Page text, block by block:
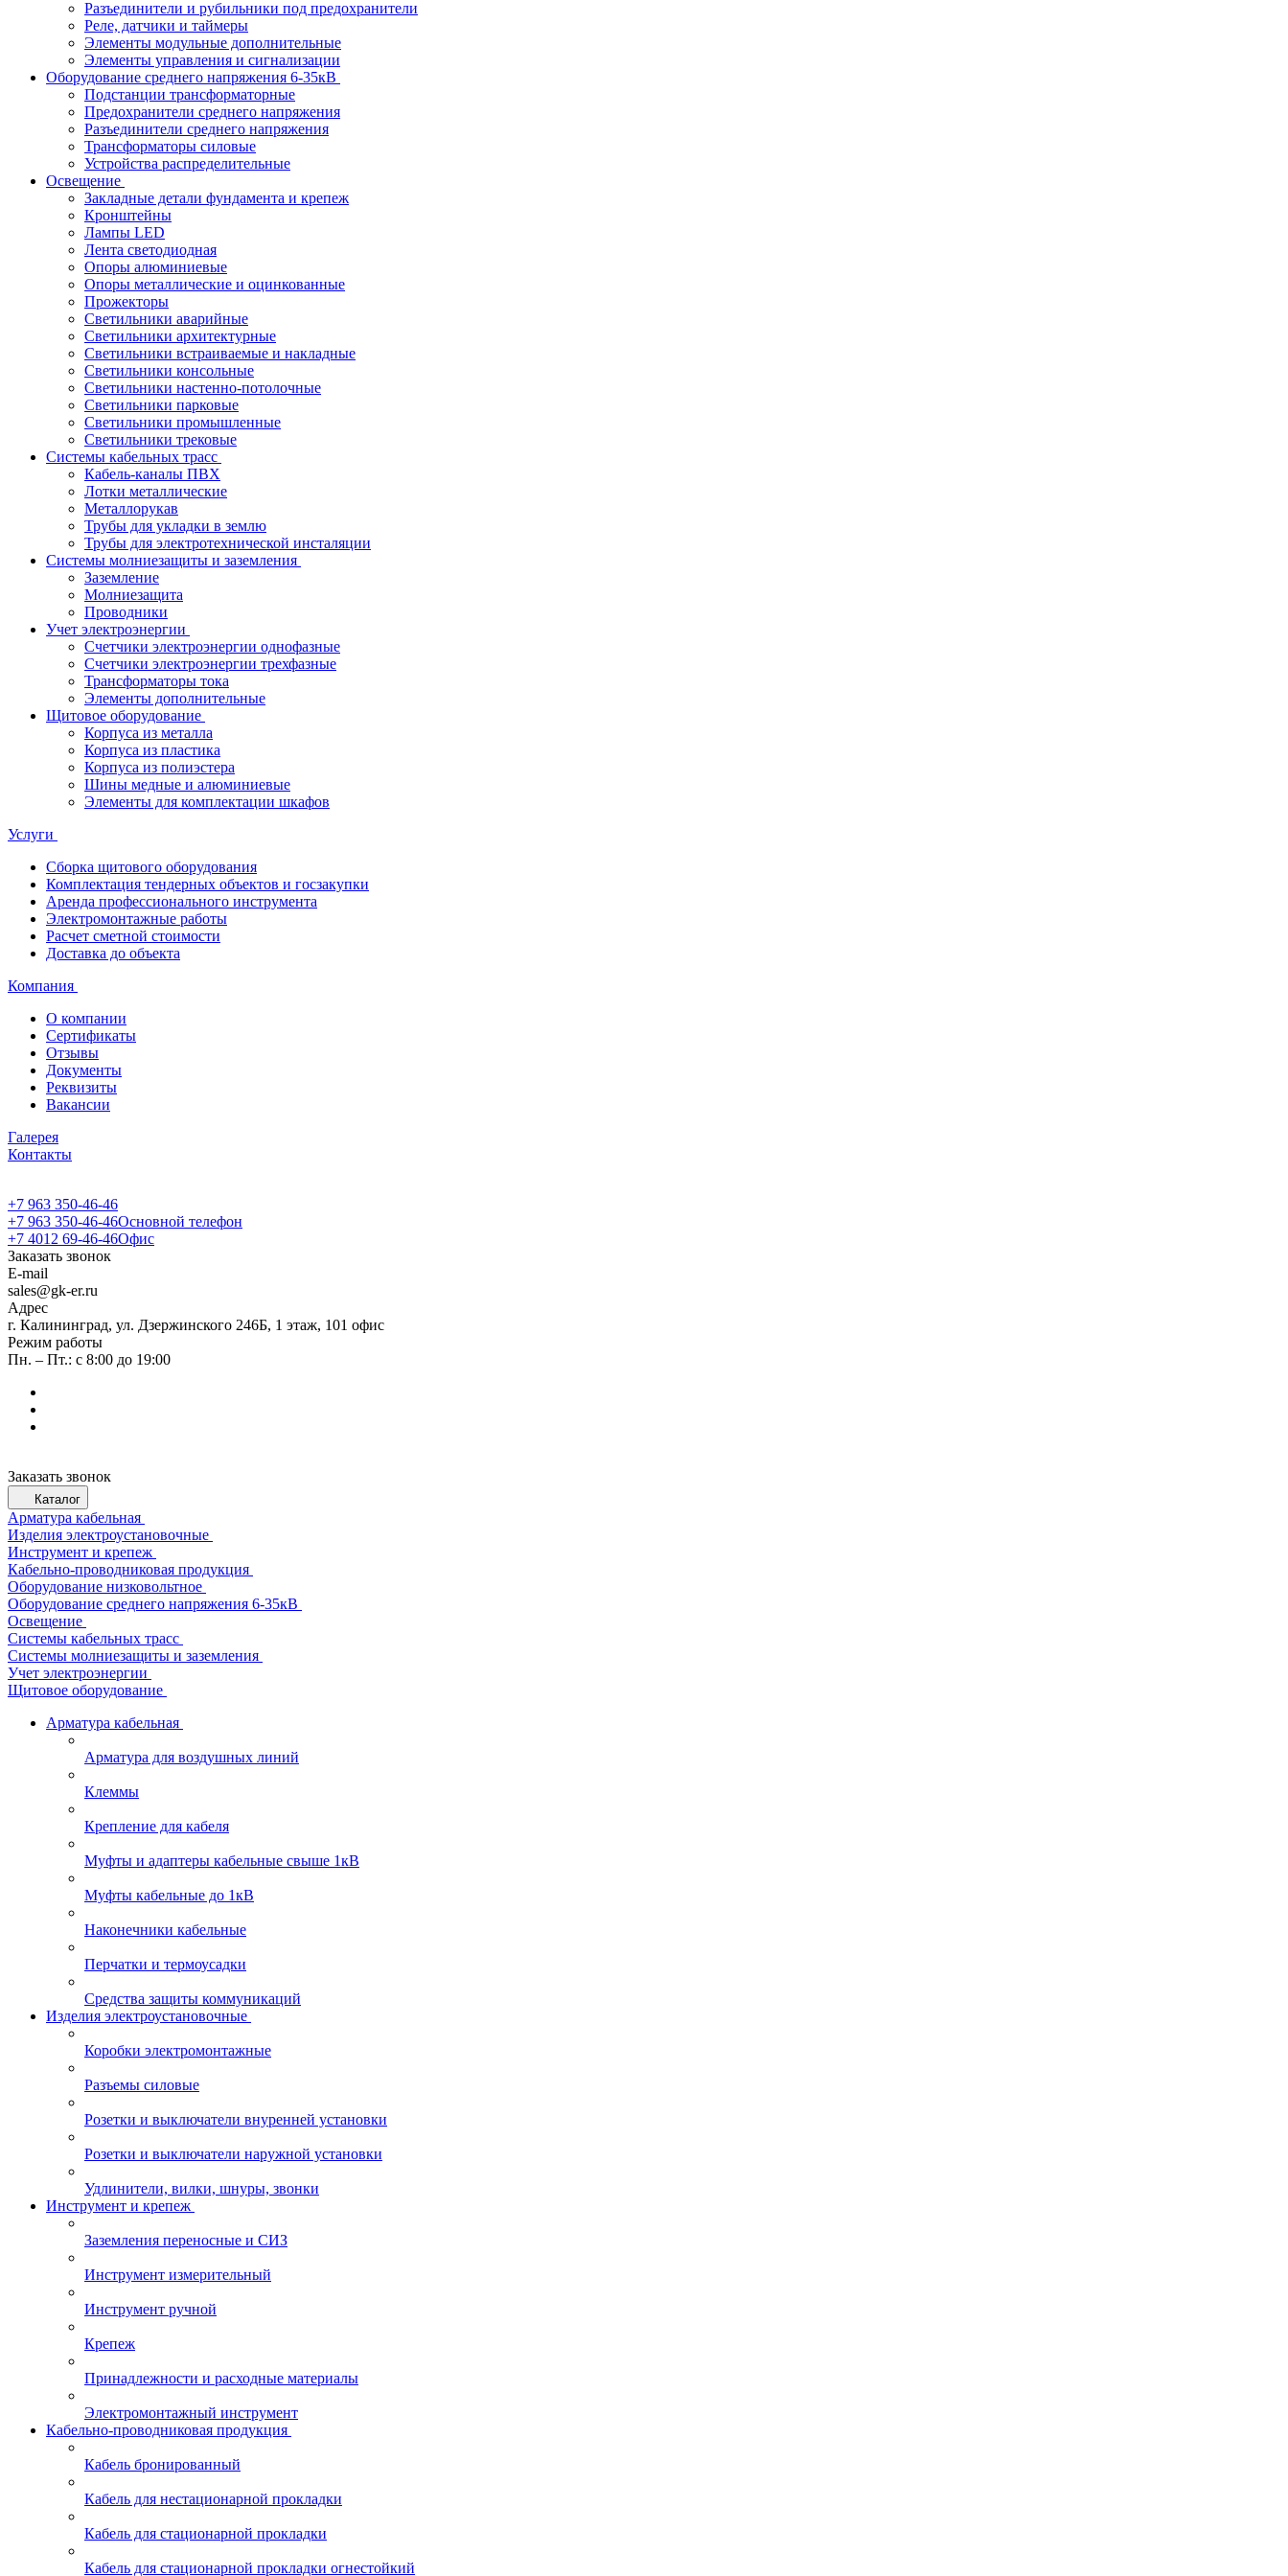
Разъединители и рубильники под предохранители
Реле, датчики и таймеры
Элементы модульные дополнительные
Элементы управления и сигнализации
Оборудование среднего напряжения 6-35кВ
Подстанции трансформаторные
Предохранители среднего напряжения
Разъединители среднего напряжения
Трансформаторы силовые
Устройства распределительные
Освещение
Закладные детали фундамента и крепеж
Кронштейны
Лампы LED
Лента светодиодная
Опоры алюминиевые
Опоры металлические и оцинкованные
Прожекторы
Светильники аварийные
Светильники архитектурные
Светильники встраиваемые и накладные
Светильники консольные
Светильники настенно-потолочные
Светильники парковые
Светильники промышленные
Светильники трековые
Системы кабельных трасс
Кабель-каналы ПВХ
Лотки металлические
Металлорукав
Трубы для укладки в землю
Трубы для электротехнической инсталяции
Системы молниезащиты и заземления
Заземление
Молниезащита
Проводники
Учет электроэнергии
Счетчики электроэнергии однофазные
Счетчики электроэнергии трехфазные
Трансформаторы тока
Элементы дополнительные
Щитовое оборудование
Корпуса из металла
Корпуса из пластика
Корпуса из полиэстера
Шины медные и алюминиевые
Элементы для комплектации шкафов
Услуги
Сборка щитового оборудования
Комплектация тендерных объектов и госзакупки
Аренда профессионального инструмента
Электромонтажные работы
Расчет сметной стоимости
Доставка до объекта
Компания
О компании
Сертификаты
Отзывы
Документы
Реквизиты
Вакансии
Галерея
Контакты
+7 963 350-46-46
+7 963 350-46-46Основной телефон
+7 4012 69-46-46Офис
Заказать звонок
E-mail
sales@gk-er.ru
Адрес
г. Калининград, ул. Дзержинского 246Б, 1 этаж, 101 офис
Режим работы
Пн. – Пт.: с 8:00 до 19:00
Заказать звонок
Каталог
Арматура кабельная
Изделия электроустановочные
Инструмент и крепеж
Кабельно-проводниковая продукция
Оборудование низковольтное
Оборудование среднего напряжения 6-35кВ
Освещение
Системы кабельных трасс
Системы молниезащиты и заземления
Учет электроэнергии
Щитовое оборудование
Арматура кабельная
Арматура для воздушных линий
Клеммы
Крепление для кабеля
Муфты и адаптеры кабельные свыше 1кВ
Муфты кабельные до 1кВ
Наконечники кабельные
Перчатки и термоусадки
Средства защиты коммуникаций
Изделия электроустановочные
Коробки электромонтажные
Разъемы силовые
Розетки и выключатели внуренней установки
Розетки и выключатели наружной установки
Удлинители, вилки, шнуры, звонки
Инструмент и крепеж
Заземления переносные и СИЗ
Инструмент измерительный
Инструмент ручной
Крепеж
Принадлежности и расходные материалы
Электромонтажный инструмент
Кабельно-проводниковая продукция
Кабель бронированный
Кабель для нестационарной прокладки
Кабель для стационарной прокладки
Кабель для стационарной прокладки огнестойкий